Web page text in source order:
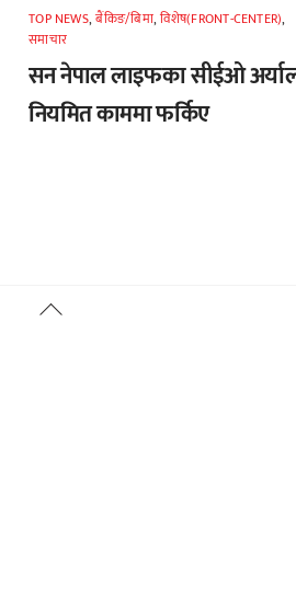
TOP NEWS,बैंकिङ/बिमा,विशेष(FRONT-CENTER),
समाचार
सन नेपाल लाइफका सीईओ
नियमित काममा फर्किए
Back